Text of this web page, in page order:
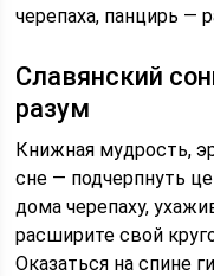
черепаха, панцирь —
Славянский
разум
Книжная мудрость,
сне — подчерпнуть
дома черепаху,
расширите свой
Оказаться на спине